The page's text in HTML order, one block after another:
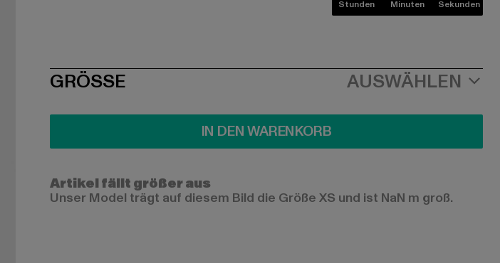
Stunden Minuten Sekunden
SIZE
GRÖSSE AUSWÄHLEN
IN DEN WARENKORB
Artikel fällt größer aus
Unser Model trägt auf diesem Bild die Größe XS und ist NaN m groß.